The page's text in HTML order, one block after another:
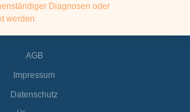
Diagnosen oder
werden.
AGB
Impressum
Datenschutz